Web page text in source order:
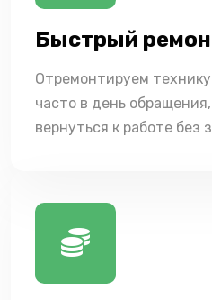
Быстрый
Отремонтируем
часто в день
вернуться к работе без